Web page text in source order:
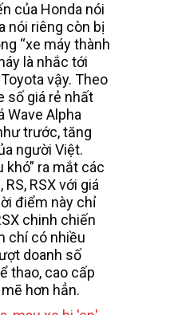
của Honda nói
nói riêng còn bị
“xe máy thành
là nhắc tới
vậy. Theo
số giá rẻ nhất
Wave Alpha
trước, tăng
người Việt.
khó” ra mắt các
RSX với giá
điểm này chỉ
chinh chiến
chí có nhiều
doanh số
thao, cao cấp
hơn hẳn.